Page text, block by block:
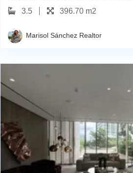
marca italiana Fendi con un estilo
ofreciendo apartamentos espaciosos…
3.5 396.70 m2
Marisol Sánchez Realtor